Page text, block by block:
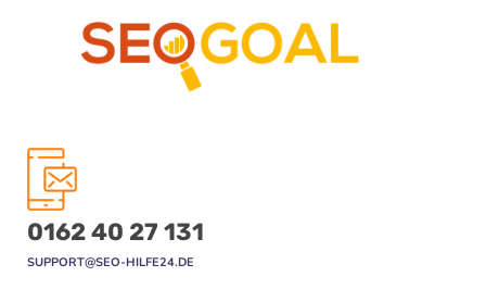
0162 40 27 131
SUPPORT@SEO-HILFE24.DE